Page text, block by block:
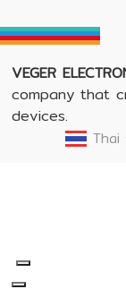
VEGER
company that
devices.
Thai